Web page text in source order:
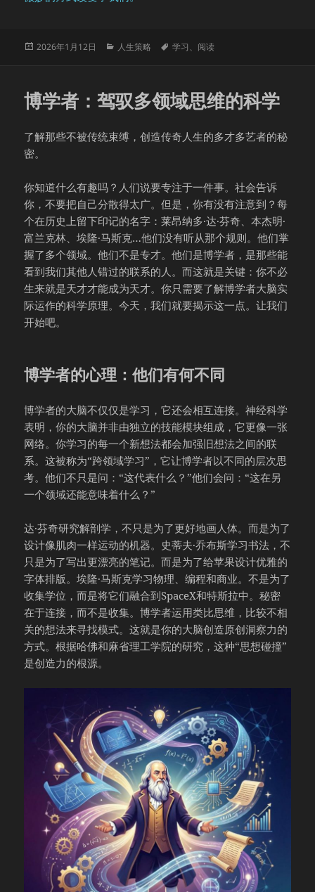
发
2026年1月12日
分
人生策略
标
学习、 阅读
博学者：驾驭多领域思维的科学
了解那些不被传统束缚，创造传奇人生的多才多艺者的秘
密。
你知道什么有趣吗？人们说要专注于一件事。社会告诉
你，不要把自己分散得太广。但是，你有没有注意到？每
个在历史上留下印记的名字：莱昂纳多·达·芬奇、本杰明·
富兰克林、埃隆·马斯克…他们没有听从那个规则。他们掌
握了多个领域。他们不是专才。他们是博学者，是那些能
看到我们其他人错过的联系的人。而这就是关键：你不必
生来就是天才才能成为天才。你只需要了解博学者大脑实
际运作的科学原理。今天，我们就要揭示这一点。让我们
开始吧。
博学者的心理：他们有何不同
博学者的大脑不仅仅是学习，它还会相互连接。神经科学
表明，你的大脑并非由独立的技能模块组成，它更像一张
网络。你学习的每一个新想法都会加强旧想法之间的联
系。这被称为“跨领域学习”，它让博学者以不同的层次思
考。他们不只是问：“这代表什么？”他们会问：“这在另
一个领域还能意味着什么？”
达·芬奇研究解剖学，不只是为了更好地画人体。而是为了
设计像肌肉一样运动的机器。史蒂夫·乔布斯学习书法，不
只是为了写出更漂亮的笔记。而是为了给苹果设计优雅的
字体排版。埃隆·马斯克学习物理、编程和商业。不是为了
收集学位，而是将它们融合到SpaceX和特斯拉中。秘密
在于连接，而不是收集。博学者运用类比思维，比较不相
关的想法来寻找模式。这就是你的大脑创造原创洞察力的
方式。根据哈佛和麻省理工学院的研究，这种“思想碰撞”
是创造力的根源。